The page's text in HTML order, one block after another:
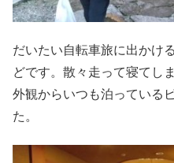
だいたい自転車旅に出かけ
どです。散々走って寝てし
外観からいつも泊っている
た。